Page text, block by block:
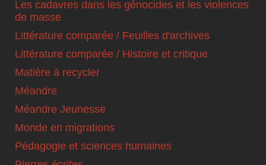
Les cadavres dans les génocides et les violences
de masse
Littérature comparée / Feuilles d'archives
Littérature comparée / Histoire et critique
Matière à recycler
Méandre
Méandre Jeunesse
Monde en migrations
Pédagogie et sciences humaines